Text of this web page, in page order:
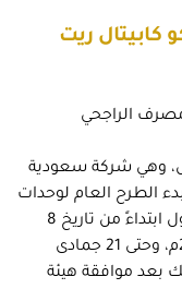
ريت
الراجحي
كابيتال، وهي شركة سعودية
الطرح العام لوحدات
صندوق سدكو كابيتال ريت العقاري المتداول ابتداءً من تاريخ 8
جمادى الأولى 1439هـ الموافق24 يناير 2018م، وحتى 21 جمادى
6 فبراير 2018م، وذلك بعد موافقة هيئة